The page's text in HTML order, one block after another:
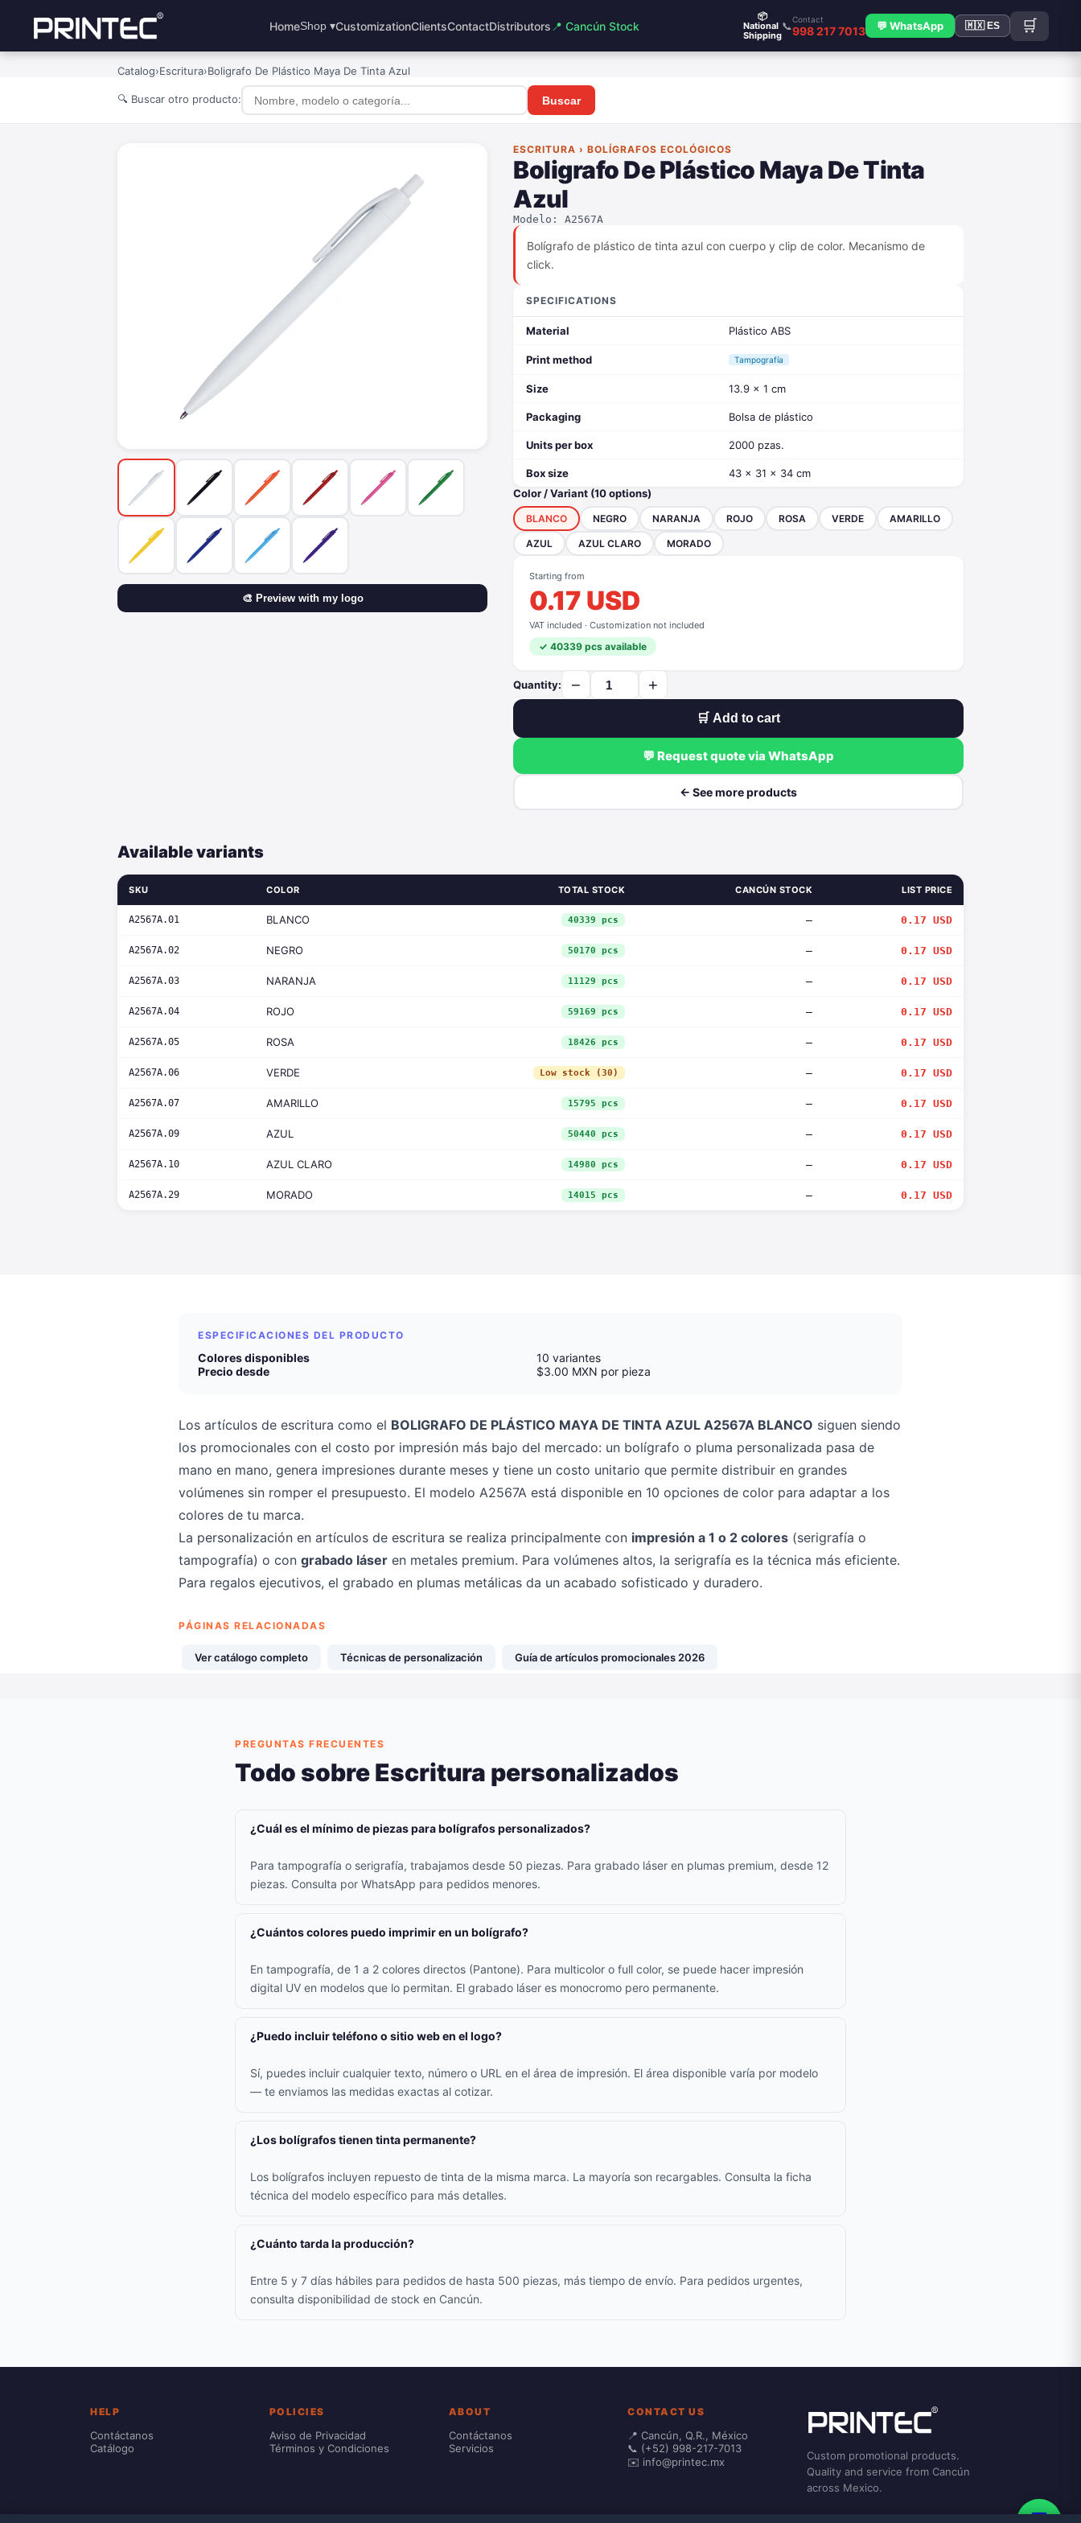
HomeShop ▾CustomizationClientsContactDistributors 📍 Cancún Stock
📦
National
Shipping
📞
Contact
998 217 7013 💬 WhatsApp 🇲🇽 ES 🛒
Catalog›Escritura›Boligrafo De Plástico Maya De Tinta Azul
🔍 Buscar otro producto: Buscar
🎨 Preview with my logo
ESCRITURA › BOLÍGRAFOS ECOLÓGICOS
Boligrafo De Plástico Maya De Tinta
Azul
Modelo: A2567A
Bolígrafo de plástico de tinta azul con cuerpo y clip de color. Mecanismo de
click.
SPECIFICATIONS
Material Plástico ABS
Print method Tampografía
Size 13.9 x 1 cm
Packaging Bolsa de plástico
Units per box 2000 pzas.
Box size
43 x 31 x 34 cm
Color / Variant (10 options)
BLANCO NEGRO NARANJA ROJO ROSA VERDE AMARILLO
AZUL AZUL CLARO MORADO
Starting from
0.17 USD
VAT included · Customization not included
✓ 40339 pcs available
Quantity: − +
🛒 Add to cart
💬 Request quote via WhatsApp
← See more products
Available variants
SKU COLOR TOTAL STOCK CANCÚN STOCK LIST PRICE
A2567A.01 BLANCO 40339 pcs — 0.17 USD
A2567A.02 NEGRO 50170 pcs — 0.17 USD
A2567A.03 NARANJA 11129 pcs — 0.17 USD
A2567A.04 ROJO 59169 pcs — 0.17 USD
A2567A.05 ROSA 18426 pcs — 0.17 USD
A2567A.06 VERDE Low stock (30) — 0.17 USD
A2567A.07 AMARILLO 15795 pcs — 0.17 USD
A2567A.09 AZUL 50440 pcs — 0.17 USD
A2567A.10 AZUL CLARO 14980 pcs — 0.17 USD
A2567A.29 MORADO 14015 pcs — 0.17 USD
ESPECIFICACIONES DEL PRODUCTO
Colores disponibles
10 variantes
Precio desde
$3.00 MXN por pieza
Los artículos de escritura como el BOLIGRAFO DE PLÁSTICO MAYA DE TINTA AZUL A2567A BLANCO siguen siendo
los promocionales con el costo por impresión más bajo del mercado: un bolígrafo o pluma personalizada pasa de
mano en mano, genera impresiones durante meses y tiene un costo unitario que permite distribuir en grandes
volúmenes sin romper el presupuesto. El modelo A2567A está disponible en 10 opciones de color para adaptar a los
colores de tu marca.
La personalización en artículos de escritura se realiza principalmente con impresión a 1 o 2 colores (serigrafía o
tampografía) o con grabado láser en metales premium. Para volúmenes altos, la serigrafía es la técnica más eficiente.
Para regalos ejecutivos, el grabado en plumas metálicas da un acabado sofisticado y duradero.
PÁGINAS RELACIONADAS
Ver catálogo completo Técnicas de personalización Guía de artículos promocionales 2026
PREGUNTAS FRECUENTES
Todo sobre Escritura personalizados
¿Cuál es el mínimo de piezas para bolígrafos personalizados?
Para tampografía o serigrafía, trabajamos desde 50 piezas. Para grabado láser en plumas premium, desde 12
piezas. Consulta por WhatsApp para pedidos menores.
¿Cuántos colores puedo imprimir en un bolígrafo?
En tampografía, de 1 a 2 colores directos (Pantone). Para multicolor o full color, se puede hacer impresión
digital UV en modelos que lo permitan. El grabado láser es monocromo pero permanente.
¿Puedo incluir teléfono o sitio web en el logo?
Sí, puedes incluir cualquier texto, número o URL en el área de impresión. El área disponible varía por modelo
— te enviamos las medidas exactas al cotizar.
¿Los bolígrafos tienen tinta permanente?
Los bolígrafos incluyen repuesto de tinta de la misma marca. La mayoría son recargables. Consulta la ficha
técnica del modelo específico para más detalles.
¿Cuánto tarda la producción?
Entre 5 y 7 días hábiles para pedidos de hasta 500 piezas, más tiempo de envío. Para pedidos urgentes,
consulta disponibilidad de stock en Cancún.
HELP
Contáctanos
Catálogo
POLICIES
Aviso de Privacidad
Términos y Condiciones
ABOUT
Contáctanos
Servicios
CONTACT US
📍 Cancún, Q.R., México
📞 (+52) 998-217-7013
✉️ info@printec.mx
Custom promotional products.
Quality and service from Cancún
across Mexico.